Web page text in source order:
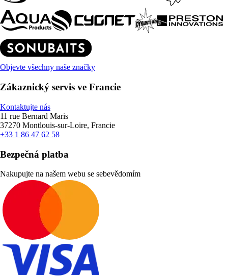
Objevte všechny naše značky
Zákaznický servis ve Francie
Kontaktujte nás
11 rue Bernard Maris
37270 Montlouis-sur-Loire, Francie
+33 1 86 47 62 58
Bezpečná platba
Nakupujte na našem webu se sebevědomím